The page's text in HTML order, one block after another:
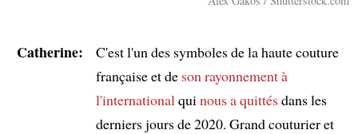
Catherine:
C'est l'un des symboles de la haute couture
française et de son rayonnement à
l'international qui nous a quittésdans les
derniers jours de 2020. Grand couturier et